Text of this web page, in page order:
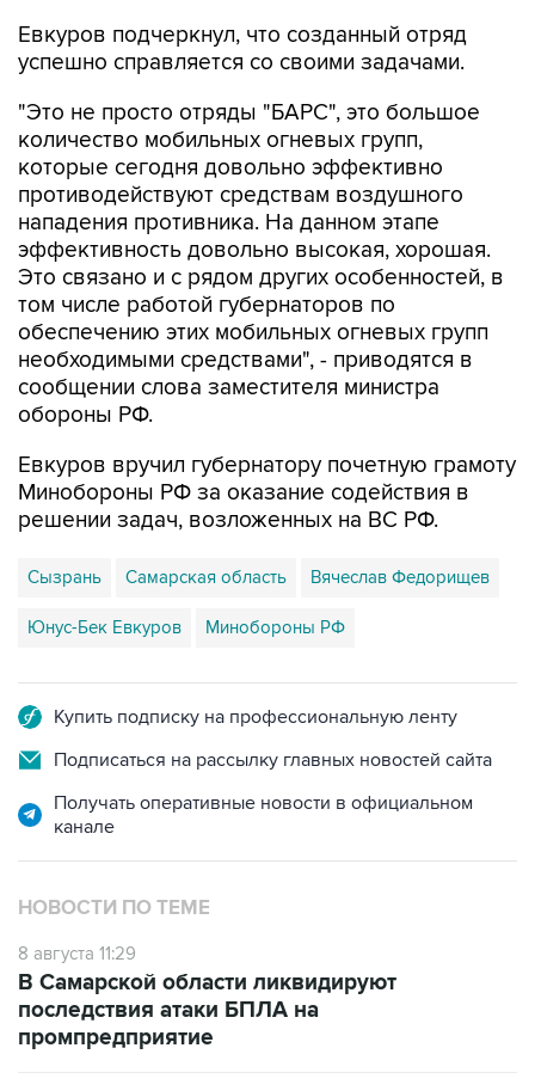
Евкуров подчеркнул, что созданный отряд
успешно справляется со своими задачами.
"Это не просто отряды "БАРС", это большое
количество мобильных огневых групп,
которые сегодня довольно эффективно
противодействуют средствам воздушного
нападения противника. На данном этапе
эффективность довольно высокая, хорошая.
Это связано и с рядом других особенностей, в
том числе работой губернаторов по
обеспечению этих мобильных огневых групп
необходимыми средствами", - приводятся в
сообщении слова заместителя министра
обороны РФ.
Евкуров вручил губернатору почетную грамоту
Минобороны РФ за оказание содействия в
решении задач, возложенных на ВС РФ.
Сызрань Самарская область Вячеслав Федорищев
Юнус-Бек Евкуров Минобороны РФ
Купить подписку на профессиональную ленту
Подписаться на рассылку главных новостей сайта
Получать оперативные новости в официальном
канале
НОВОСТИ ПО ТЕМЕ
8 августа 11:29
В Самарской области ликвидируют
последствия атаки БПЛА на
промпредприятие